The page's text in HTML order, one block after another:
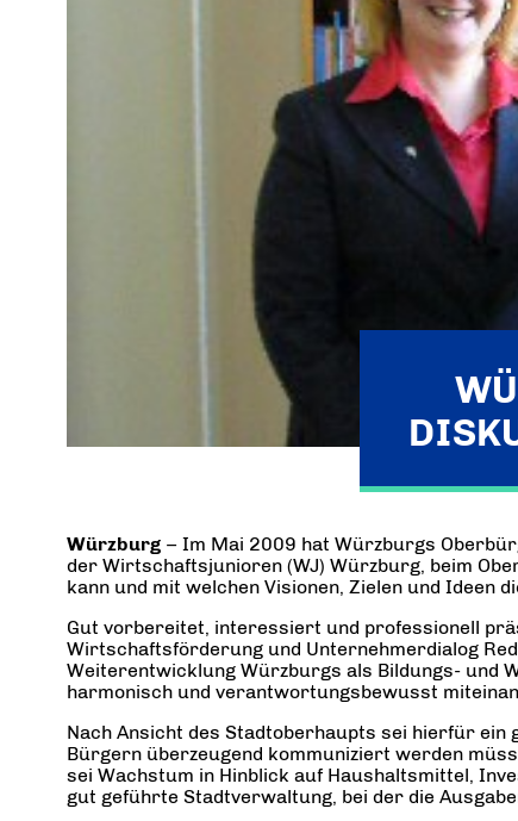
Würzburg – Im Mai 2009 hat Würzburgs
der Wirtschaftsjunioren (WJ) Würzburg, beim
kann und mit welchen Visionen, Zielen und Ideen
Gut vorbereitet, interessiert und professionell
Wirtschaftsförderung und Unternehmerdialog
Weiterentwicklung Würzburgs als Bildungs- und
harmonisch und verantwortungsbewusst
Nach Ansicht des Stadtoberhaupts sei hierfür ein
Bürgern überzeugend kommuniziert werden
sei Wachstum in Hinblick auf Haushaltsmittel,
gut geführte Stadtverwaltung, bei der die